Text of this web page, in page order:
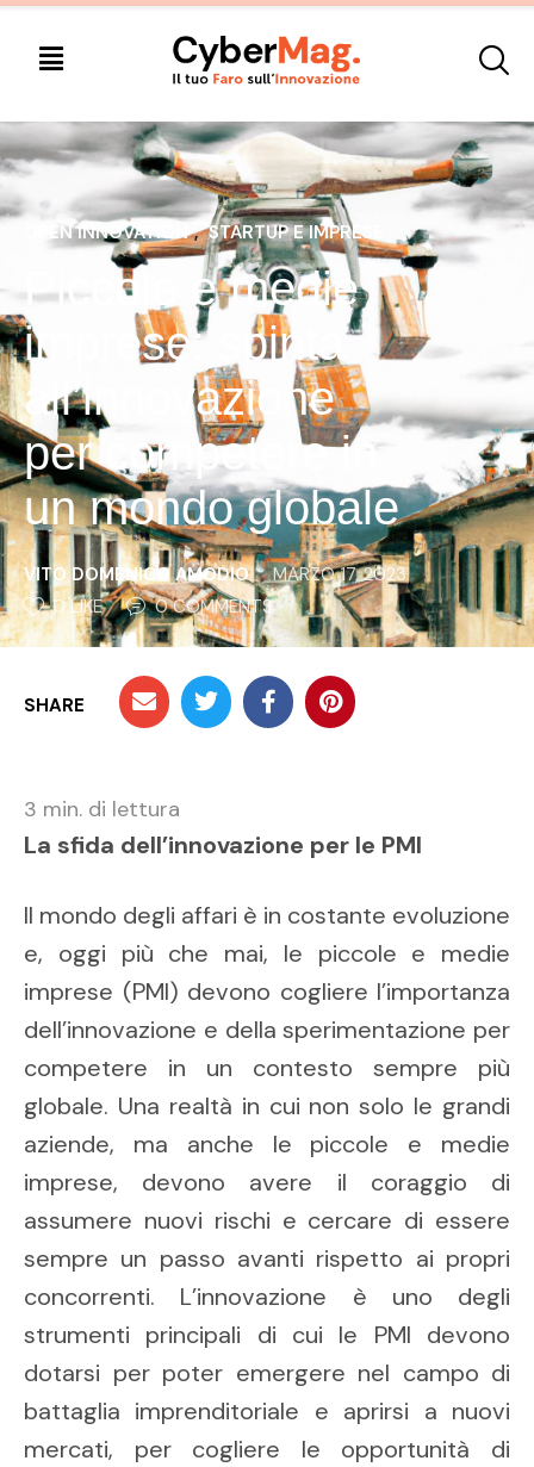
OPEN INNOVATION , STARTUP E IMPRESE
Piccole e medie
imprese: spinta
all’innovazione
per competere in
un mondo globale
VITO DOMENICO AMODIO
MARZO 17, 2023
0 LIKE 0 COMMENTS
SHARE
3 min. di lettura
La sfida dell’innovazione per le PMI
Il mondo degli affari è in costante evoluzione
e, oggi più che mai, le piccole e medie
imprese (PMI) devono cogliere l’importanza
dell’innovazione e della sperimentazione per
competere in un contesto sempre più
globale. Una realtà in cui non solo le grandi
aziende, ma anche le piccole e medie
imprese, devono avere il coraggio di
assumere nuovi rischi e cercare di essere
sempre un passo avanti rispetto ai propri
concorrenti. L’innovazione è uno degli
strumenti principali di cui le PMI devono
dotarsi per poter emergere nel campo di
battaglia imprenditoriale e aprirsi a nuovi
mercati, per cogliere le opportunità di